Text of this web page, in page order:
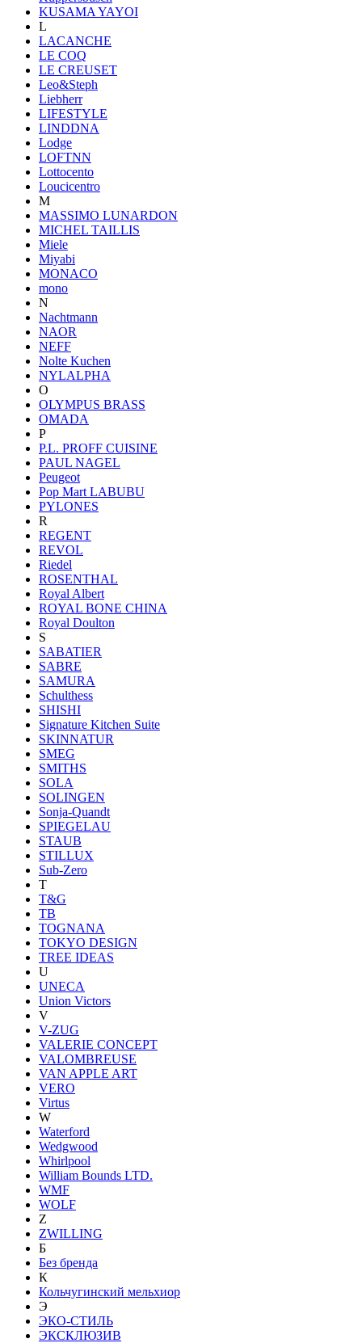
KUSAMA YAYOI
L
LACANCHE
LE COQ
LE CREUSET
Leo&Steph
Liebherr
LIFESTYLE
LINDDNA
Lodge
LOFTNN
Lottocento
Loucicentro
M
MASSIMO LUNARDON
MICHEL TAILLIS
Miele
Miyabi
MONACO
mono
N
Nachtmann
NAOR
NEFF
Nolte Kuchen
NYLALPHA
O
OLYMPUS BRASS
OMADA
P
P.L. PROFF CUISINE
PAUL NAGEL
Peugeot
Pop Mart LABUBU
PYLONES
R
REGENT
REVOL
Riedel
ROSENTHAL
Royal Albert
ROYAL BONE CHINA
Royal Doulton
S
SABATIER
SABRE
SAMURA
Schulthess
SHISHI
Signature Kitchen Suite
SKINNATUR
SMEG
SMITHS
SOLA
SOLINGEN
Sonja-Quandt
SPIEGELAU
STAUB
STILLUX
Sub-Zero
T
T&G
TB
TOGNANA
TOKYO DESIGN
TREE IDEAS
U
UNECA
Union Victors
V
V-ZUG
VALERIE CONCEPT
VALOMBREUSE
VAN APPLE ART
VERO
Virtus
W
Waterford
Wedgwood
Whirlpool
William Bounds LTD.
WMF
WOLF
Z
ZWILLING
Б
Без бренда
К
Кольчугинский мельхиор
Э
ЭКО-СТИЛЬ
ЭКСКЛЮЗИВ